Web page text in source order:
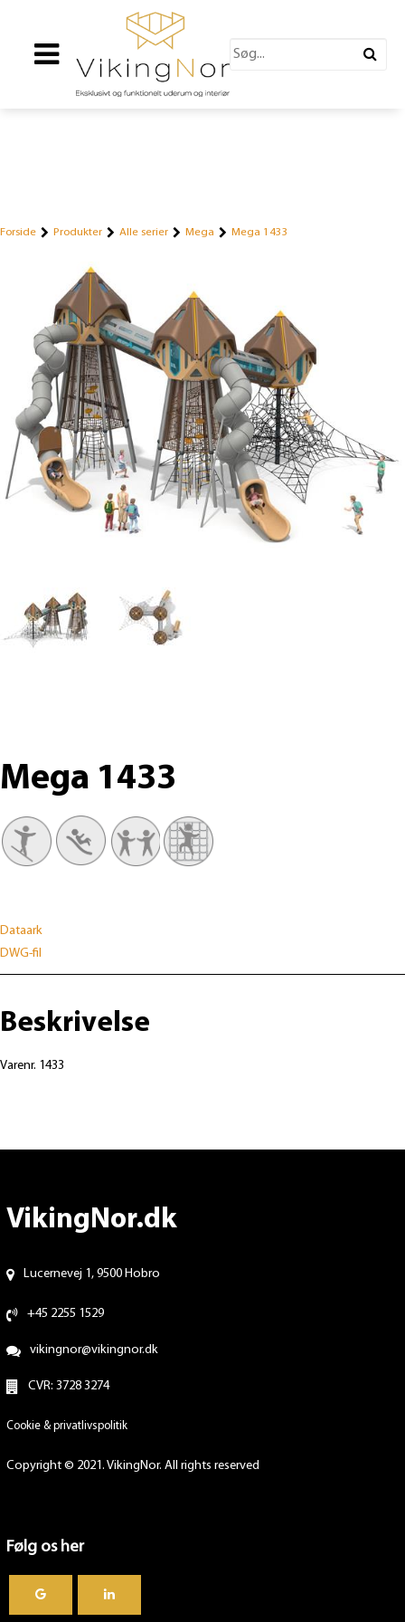
Forside Produkter Alle serier Mega Mega 1433
Mega 1433
Dataark
DWG-fil
Beskrivelse
Varenr. 1433
VikingNor.dk
Lucernevej 1, 9500 Hobro
+45 2255 1529
vikingnor@vikingnor.dk
CVR: 3728 3274
Cookie & privatlivspolitik
Copyright © 2021. VikingNor. All rights reserved
Følg os her